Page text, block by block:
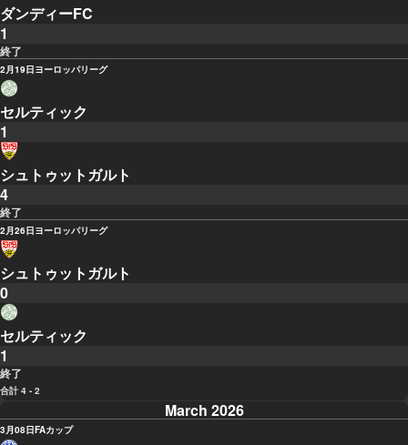
ダンディーFC
1
終了
2月19日ヨーロッパリーグ
セルティック
1
シュトゥットガルト
4
終了
2月26日ヨーロッパリーグ
シュトゥットガルト
0
セルティック
1
終了
合計 4 - 2
March 2026
3月08日FAカップ